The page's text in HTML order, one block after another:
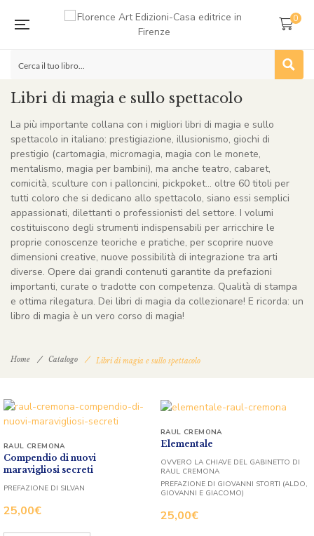
0
Libri di magia e sullo spettacolo
La più importante collana con i migliori libri di magia e sullo
spettacolo in italiano: prestigiazione, illusionismo, giochi di
prestigio (cartomagia, micromagia, magia con le monete,
mentalismo, magia per bambini), ma anche teatro, cabaret,
comicità, sculture con i palloncini, pickpoket… oltre 60 titoli per
tutti coloro che si dedicano allo spettacolo, siano essi semplici
appassionati, dilettanti o professionisti del settore. I volumi
costituiscono degli strumenti indispensabili per arricchire le
proprie conoscenze teoriche e pratiche, per scoprire nuove
dimensioni creative, nuove possibilità di integrazione tra arti
diverse. Opere dai grandi contenuti garantite da prefazioni
importanti, curate o tradotte con competenza. Qualità di stampa
e ottima rilegatura. Dei libri di magia da collezionare! E ricorda: un
libro di magia è un vero corso di magia!
Home Catalogo Libri di magia e sullo spettacolo
Compendio di nuovi
maravigliosi secreti
25,00€
RAUL CREMONA
PREFAZIONE DI SILVAN
Elementale
25,00€
RAUL CREMONA
OVVERO LA CHIAVE DEL GABINETTO DI
RAUL CREMONA
PREFAZIONE DI GIOVANNI STORTI (ALDO,
GIOVANNI E GIACOMO)